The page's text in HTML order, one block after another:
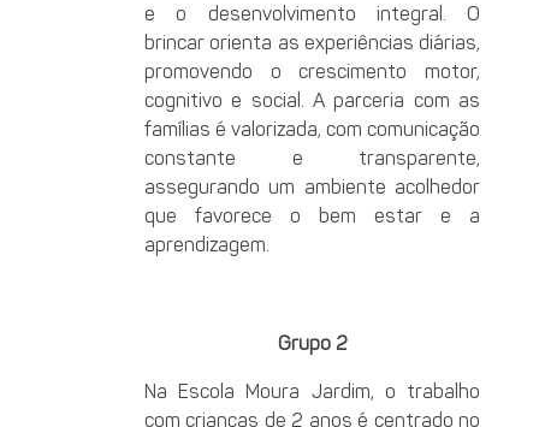
e o desenvolvimento integral. O
brincar orienta as experiências diárias,
promovendo o crescimento motor,
cognitivo e social. A parceria com as
famílias é valorizada, com comunicação
constante e transparente,
assegurando um ambiente acolhedor
que favorece o bem estar e a
aprendizagem.
Grupo 2
Na Escola Moura Jardim, o trabalho
com crianças de 2 anos é centrado no